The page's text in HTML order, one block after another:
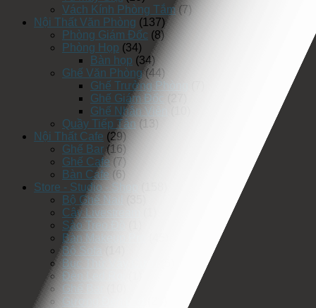
Vách Kính Phòng Tắm (7)
Nội Thất Văn Phòng (137)
Phòng Giám Đốc (8)
Phòng Họp (34)
Bàn họp (34)
Ghế Văn Phòng (44)
Ghế Trưởng Phòng
Ghế Giám Đốc
Ghế Nhân Viên
Quầy Tiếp Tân (13)
Nội Thất Cafe (29)
Ghế Bar (16)
Ghế Cafe (7)
Bàn Cafe (6)
Store - Studio - Shop
Bộ Ghế Nail
Cây Livestream
Sào Treo Đồ
Bàn Makeup Pro
Bộ Sofa
Bục Thử Váy Cưới
Đèn Led Rọi
Ghế Bar
Gương Đèn Led